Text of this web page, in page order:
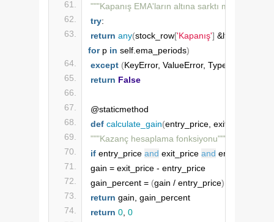
"""Kapanış EMA'ların altına sarktı mı?"""
try:
return any(stock_row['Kapanış'] &lt; stock_row
for p in self.ema_periods)
except (KeyError, ValueError, TypeError
return False
@staticmethod
def calculate_gain(entry_price, exit_price
"""Kazanç hesaplama fonksiyonu"""
if entry_price and exit_price and entry_price
gain = exit_price - entry_price
gain_percent = (gain / entry_price)
return gain, gain_percent
return 0 0